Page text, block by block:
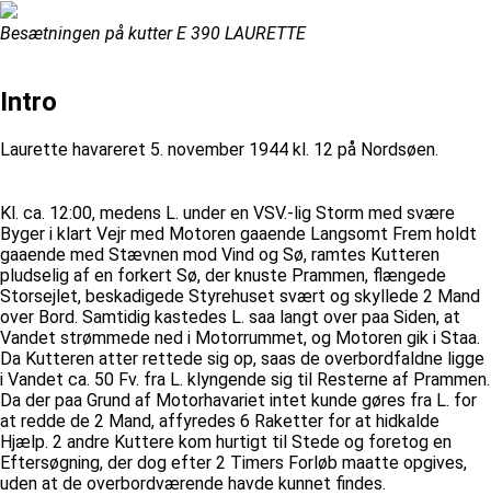
Besætningen på kutter E 390 LAURETTE
Intro
Laurette havareret 5. november 1944 kl. 12 på Nordsøen.
Kl. ca. 12:00, medens L. under en VSV.-lig Storm med svære
Byger i klart Vejr med Motoren gaaende Langsomt Frem holdt
gaaende med Stævnen mod Vind og Sø, ramtes Kutteren
pludselig af en forkert Sø, der knuste Prammen, flængede
Storsejlet, beskadigede Styrehuset svært og skyllede 2 Mand
over Bord. Samtidig kastedes L. saa langt over paa Siden, at
Vandet strømmede ned i Motorrummet, og Motoren gik i Staa.
Da Kutteren atter rettede sig op, saas de overbordfaldne ligge
i Vandet ca. 50 Fv. fra L. klyngende sig til Resterne af Prammen.
Da der paa Grund af Motorhavariet intet kunde gøres fra L. for
at redde de 2 Mand, affyredes 6 Raketter for at hidkalde
Hjælp. 2 andre Kuttere kom hurtigt til Stede og foretog en
Eftersøgning, der dog efter 2 Timers Forløb maatte opgives,
uden at de overbordværende havde kunnet findes.